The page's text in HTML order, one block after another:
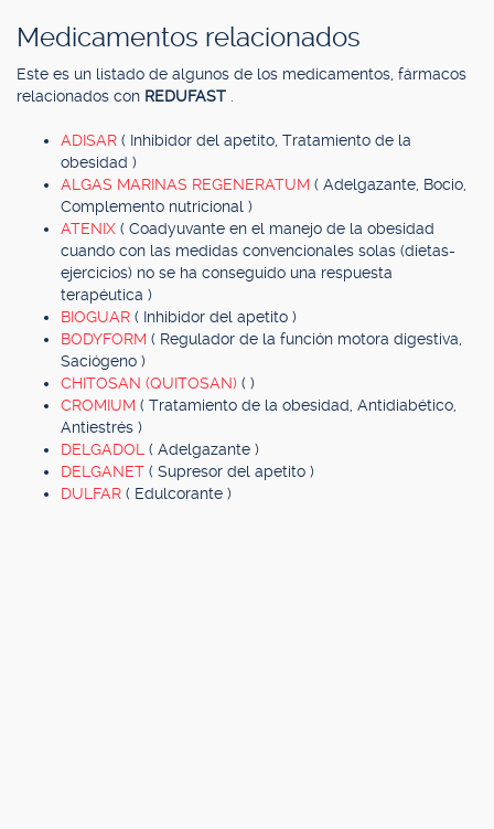
Medicamentos relacionados
Este es un listado de algunos de los medicamentos, fármacos
relacionados con REDUFAST
ADISAR ( Inhibidor del apetito, Tratamiento de la
obesidad )
ALGAS MARINAS REGENERATUM ( Adelgazante, Bocio,
Complemento nutricional )
ATENIX ( Coadyuvante en el manejo de la obesidad
cuando con las medidas convencionales solas (dietas-
ejercicios) no se ha conseguido una respuesta
terapéutica )
BIOGUAR ( Inhibidor del apetito )
BODYFORM ( Regulador de la función motora digestiva,
Saciógeno )
CHITOSAN (QUITOSAN) ( )
CROMIUM ( Tratamiento de la obesidad, Antidiabético,
Antiestrés )
DELGADOL ( Adelgazante )
DELGANET ( Supresor del apetito )
DULFAR ( Edulcorante )